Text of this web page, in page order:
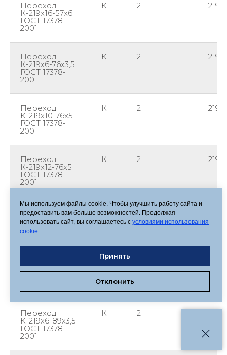
Переход
К-219х16-57х6
ГОСТ 17378-
2001
К 2 219
Переход
К-219х6-76х3,5
ГОСТ 17378-
2001
К 2 219
Переход
К-219х10-76х5
ГОСТ 17378-
2001
К 2 219
Переход
К-219х12-76х5
ГОСТ 17378-
2001
К 2 219
Переход
К-219х14-76х6
ГОСТ 17378-
2001
К 2
К-219х16-76х7
К
Переход
К-219х6-89х3,5
ГОСТ 17378-
2001
К 2
Мы используем файлы cookie. Чтобы улучшить работу сайта и
предоставить вам больше возможностей. Продолжая
использовать сайт, вы соглашаетесь с условиями использования
cookie.
Принять
Отклонить